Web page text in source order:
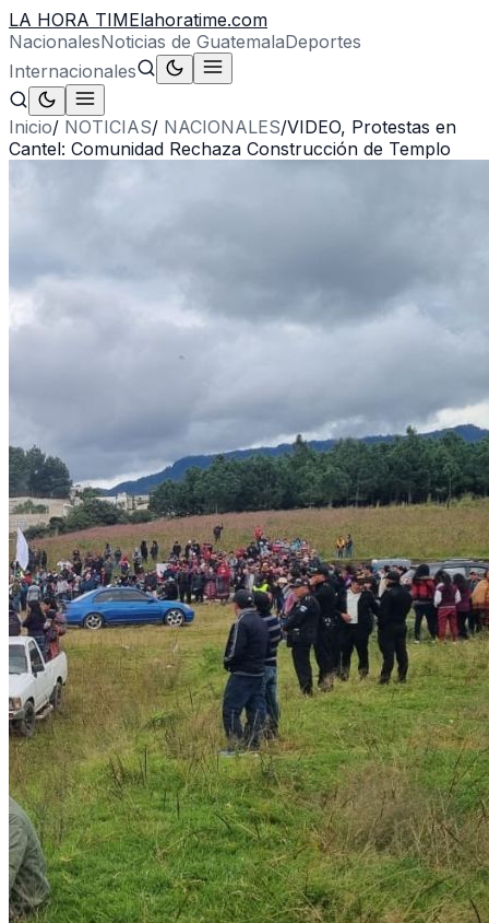
LA HORA TIMElahoratime.com
NacionalesNoticias de GuatemalaDeportes
Internacionales
Inicio/ NOTICIAS/ NACIONALES/VIDEO, Protestas en
Cantel: Comunidad Rechaza Construcción de Templo